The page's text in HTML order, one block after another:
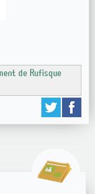
de Rufisque